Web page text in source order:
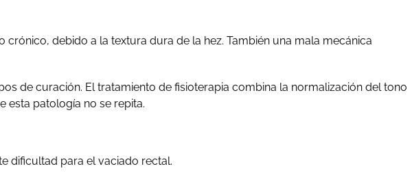
debido a la textura dura de la hez. También una mala mecánica
de curación. El tratamiento de fisioterapia combina la normalización del tono
esta patología no se repita.
dificultad para el vaciado rectal.